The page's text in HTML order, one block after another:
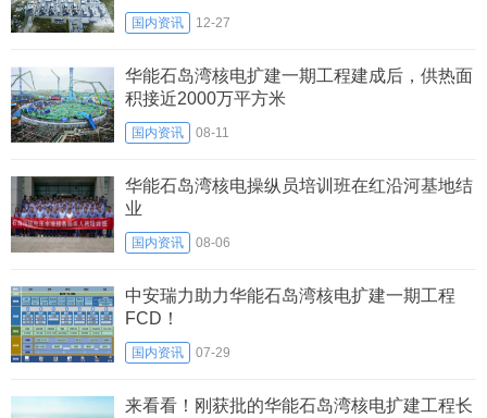
国内资讯 12-27
华能石岛湾核电扩建一期工程建成后，供热面
积接近2000万平方米
国内资讯 08-11
华能石岛湾核电操纵员培训班在红沿河基地结
业
国内资讯 08-06
中安瑞力助力华能石岛湾核电扩建一期工程
FCD！
国内资讯 07-29
来看看！刚获批的华能石岛湾核电扩建工程长